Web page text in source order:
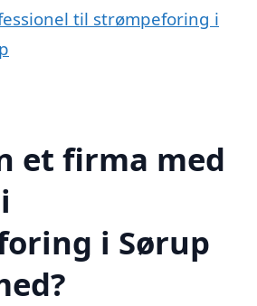
til strømpeforing i
et firma med
i Sørup